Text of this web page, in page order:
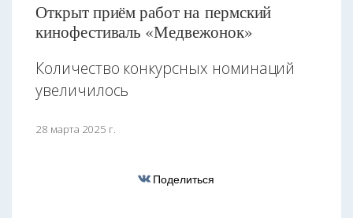
Открыт приём работ на пермский
кинофестиваль «Медвежонок»
Количество конкурсных номинаций
увеличилось
28 марта 2025 г.
Поделиться